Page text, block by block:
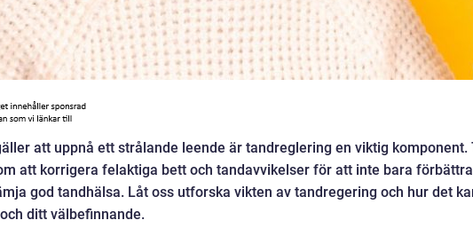
att uppnå ett strålande leende är tandreglering en viktig komponent.
att korrigera felaktiga bett och tandavvikelser för att inte bara
god tandhälsa. Låt oss utforska vikten av tandregering och hur det
ditt välbefinnande.